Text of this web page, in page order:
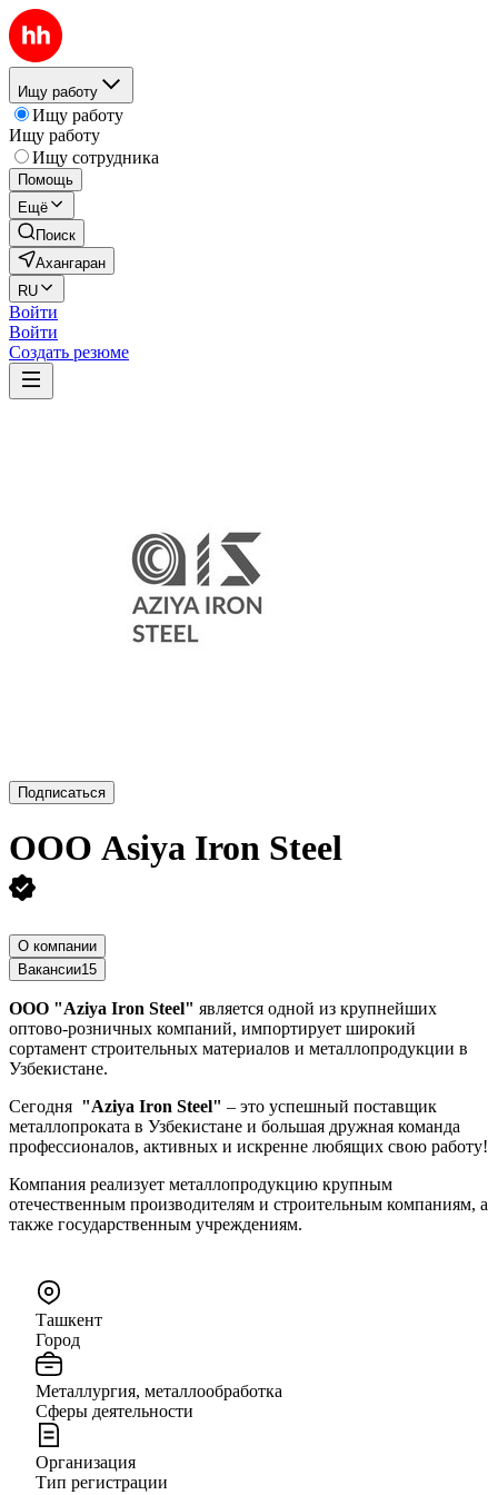
Ищу работу
Ищу работу
Ищу работу
Ищу сотрудника
Помощь
Ещё
Поиск
Ахангаран
RU
Войти
Войти
Создать резюме
Подписаться
ООО Asiya Iron Steel
О компании
Вакансии15
ООО "Aziya Iron Steel" является одной из крупнейших
оптово-розничных компаний, импортирует широкий
сортамент строительных материалов и металлопродукции в
Узбекистане.
Сегодня "Aziya Iron Steel" – это успешный поставщик
металлопроката в Узбекистане и большая дружная команда
профессионалов, активных и искренне любящих свою работу!
Компания реализует металлопродукцию крупным
отечественным производителям и строительным компаниям, а
также государственным учреждениям.
Ташкент
Город
Металлургия, металлообработка
Сферы деятельности
Организация
Тип регистрации